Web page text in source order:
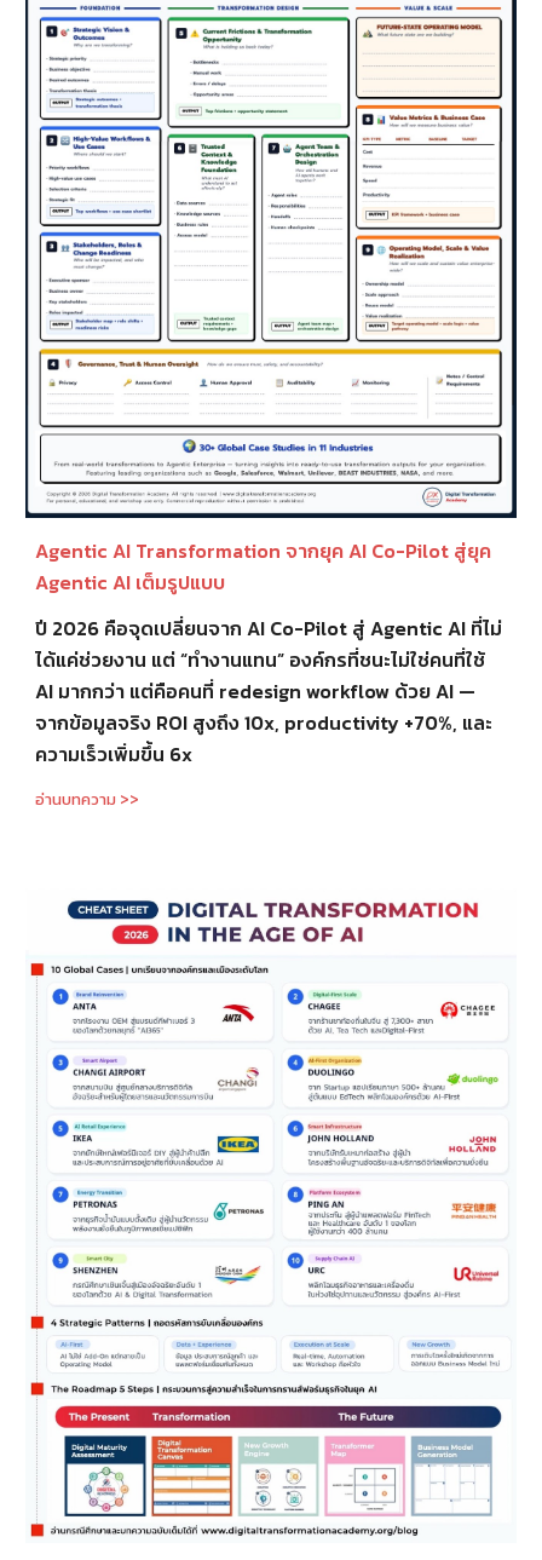
Agentic AI Transformation จากยุค AI Co-Pilot สู่ยุค
Agentic AI เต็มรูปแบบ
ปี 2026 คือจุดเปลี่ยนจาก AI Co-Pilot สู่ Agentic AI ที่ไม่
ได้แค่ช่วยงาน แต่ “ทำงานแทน” องค์กรที่ชนะไม่ใช่คนที่ใช้
AI มากกว่า แต่คือคนที่ redesign workflow ด้วย AI —
จากข้อมูลจริง ROI สูงถึง 10x, productivity +70%, และ
ความเร็วเพิ่มขึ้น 6x
อ่านบทความ >>